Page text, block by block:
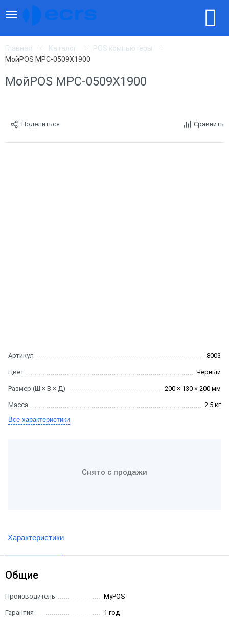
Главная Каталог
POS компьютеры
МойPOS MPC-0509X1900
МойPOS MPC-0509X1900
Поделиться Сравнить
Артикул 8003
Цвет Черный
Размер (Ш × В × Д) 200 × 130 × 200 мм
Масса
2.5 кг
Все характеристики
Снято с продажи
Характеристики
Общие
Производитель MyPOS
Гарантия 1 год